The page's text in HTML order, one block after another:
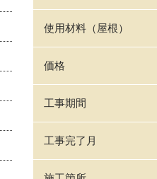
使用材料（屋根）
価格
工事期間
工事完了月